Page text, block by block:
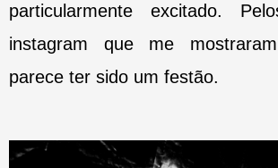
particularmente excitado.
instagram que me
parece ter sido um festão.